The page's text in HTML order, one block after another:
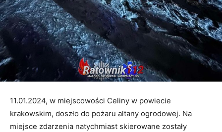
11.01.2024, w miejscowości Celiny w powiecie
krakowskim, doszło do pożaru altany ogrodowej. Na
miejsce zdarzenia natychmiast skierowane zostały